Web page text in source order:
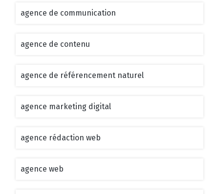
agence de communication
agence de contenu
agence de référencement naturel
agence marketing digital
agence rédaction web
agence web